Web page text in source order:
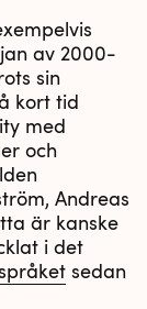
av 2000-
sin
kort tid
med
och
Andreas
är kanske
i det
sedan